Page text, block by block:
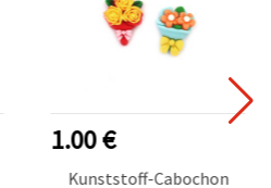
1.00 €
Kunststoff-Cabochon